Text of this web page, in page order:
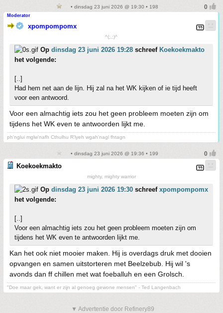
• dinsdag 23 juni 2026 @ 19:30 • 198
Moderator
xpompompomx
^(;,;)^
Op dinsdag 23 juni 2026 19:28 schreef Koekoekmakto
het volgende:
[..]
Had hem net aan de lijn. Hij zal na het WK kijken of ie tijd heeft
voor een antwoord.
Voor een almachtig iets zou het geen probleem moeten zijn om
tijdens het WK even te antwoorden lijkt me.
ph'nglui mglw'nafh Cthulhu R'lyeh wgah'nagl fhtagn
• dinsdag 23 juni 2026 @ 19:36 • 199
Koekoekmakto
mighty, mighty warrior
Op dinsdag 23 juni 2026 19:30 schreef xpompompomx
het volgende:
[..]
Voor een almachtig iets zou het geen probleem moeten zijn om
tijdens het WK even te antwoorden lijkt me.
Kan het ook niet mooier maken. Hij is overdags druk met dooien
opvangen en samen uitstorteren met Beelzebub. Hij wil 's
avonds dan ff chillen met wat foeballuh en een Grolsch.
"Doe maar gek, want er zijn al genoeg gewone mensen" - Ted Langenbach
▼ Advertentie door Refinery89